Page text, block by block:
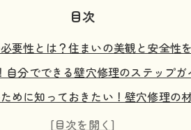
目次
要性とは？住まいの美観と安全性
自分でできる壁穴修理のステップガ
めに知っておきたい！壁穴修理の
依頼するメリットとは？手間を省く壁